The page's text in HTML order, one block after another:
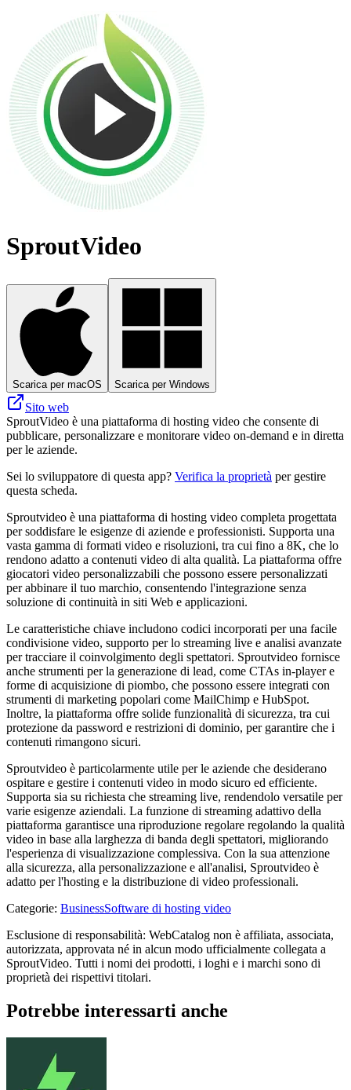
SproutVideo
Scarica per macOS Scarica per Windows
Sito web
SproutVideo è una piattaforma di hosting video che consente di
pubblicare, personalizzare e monitorare video on-demand e in diretta
per le aziende.
Sei lo sviluppatore di questa app? Verifica la proprietà per gestire
questa scheda.
Sproutvideo è una piattaforma di hosting video completa progettata
per soddisfare le esigenze di aziende e professionisti. Supporta una
vasta gamma di formati video e risoluzioni, tra cui fino a 8K, che lo
rendono adatto a contenuti video di alta qualità. La piattaforma offre
giocatori video personalizzabili che possono essere personalizzati
per abbinare il tuo marchio, consentendo l'integrazione senza
soluzione di continuità in siti Web e applicazioni.
Le caratteristiche chiave includono codici incorporati per una facile
condivisione video, supporto per lo streaming live e analisi avanzate
per tracciare il coinvolgimento degli spettatori. Sproutvideo fornisce
anche strumenti per la generazione di lead, come CTAs in-player e
forme di acquisizione di piombo, che possono essere integrati con
strumenti di marketing popolari come MailChimp e HubSpot.
Inoltre, la piattaforma offre solide funzionalità di sicurezza, tra cui
protezione da password e restrizioni di dominio, per garantire che i
contenuti rimangono sicuri.
Sproutvideo è particolarmente utile per le aziende che desiderano
ospitare e gestire i contenuti video in modo sicuro ed efficiente.
Supporta sia su richiesta che streaming live, rendendolo versatile per
varie esigenze aziendali. La funzione di streaming adattivo della
piattaforma garantisce una riproduzione regolare regolando la qualità
video in base alla larghezza di banda degli spettatori, migliorando
l'esperienza di visualizzazione complessiva. Con la sua attenzione
alla sicurezza, alla personalizzazione e all'analisi, Sproutvideo è
adatto per l'hosting e la distribuzione di video professionali.
Categorie: BusinessSoftware di hosting video
Esclusione di responsabilità: WebCatalog non è affiliata, associata,
autorizzata, approvata né in alcun modo ufficialmente collegata a
SproutVideo. Tutti i nomi dei prodotti, i loghi e i marchi sono di
proprietà dei rispettivi titolari.
Potrebbe interessarti anche